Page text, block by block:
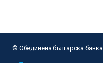
© Oбединена българска банка